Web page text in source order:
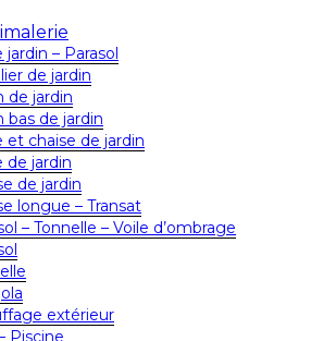
– Parasol
de jardin
de jardin
bas de jardin
et chaise de jardin
de jardin
de jardin
longue – Transat
– Tonnelle – Voile d’ombrage
extérieur
Piscine